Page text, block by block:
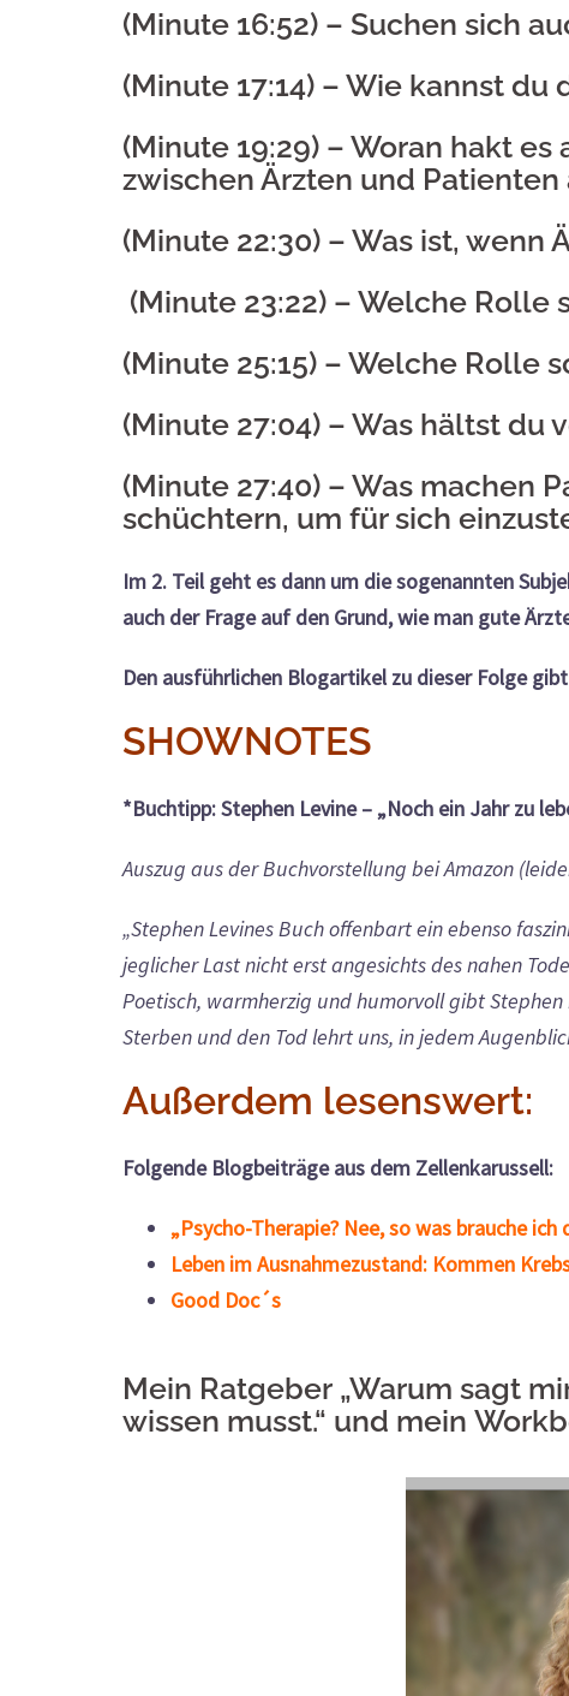
(Minute 16:52) – Suchen sich
(Minute 17:14) – Wie kannst du
(Minute 19:29) – Woran hakt es
zwischen Ärzten und
(Minute 22:30) – Was ist, wenn
(Minute 23:22) – Welche Rolle
(Minute 25:15) – Welche Rolle
(Minute 27:04) – Was hältst du
(Minute 27:40) – Was machen
schüchtern, um für sich
Im 2. Teil geht es dann um die sogenannten
auch der Frage auf den Grund, wie man gute
Den ausführlichen Blogartikel zu dieser Folge
SHOWNOTES
*Buchtipp:Stephen Levine – „Noch ein Jahr zu
Auszug aus der Buchvorstellung bei Amazon
„Stephen Levines Buch offenbart ein ebenso
jeglicher Last nicht erst angesichts des nahen
Poetisch, warmherzig und humorvoll gibt
Sterben und den Tod lehrt uns, in jedem
Außerdem lesenswert:
Folgende Blogbeiträge aus dem Zellenkarussell:
„Psycho-Therapie? Nee, so was brauche ich
Leben im Ausnahmezustand: Kommen
Good Doc´s
Mein Ratgeber „Warum sagt
wissen musst.“ und mein